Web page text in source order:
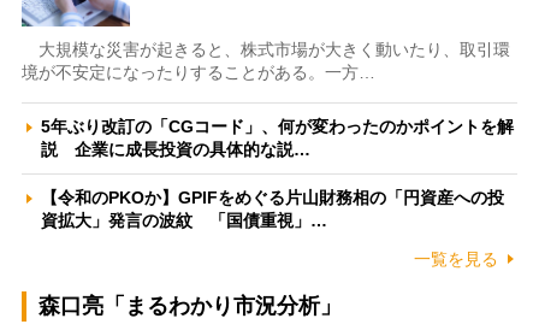
大規模な災害が起きると、株式市場が大きく動いたり、取引環
境が不安定になったりすることがある。一方…
5年ぶり改訂の「CGコード」、何が変わったのかポイントを解
説 企業に成長投資の具体的な説…
【令和のPKOか】GPIFをめぐる片山財務相の「円資産への投
資拡大」発言の波紋 「国債重視」…
一覧を見る
森口亮「まるわかり市況分析」